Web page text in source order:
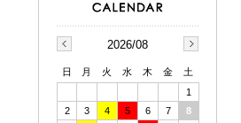
2026/08
日 月 火 水 木 金
土
1
2
3 4 5 6 7
8